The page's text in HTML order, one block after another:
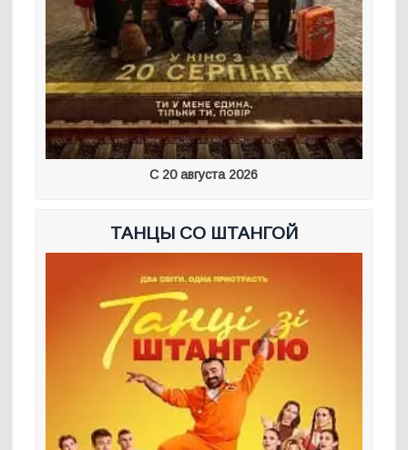
С 20 августа 2026
ТАНЦЫ СО ШТАНГОЙ